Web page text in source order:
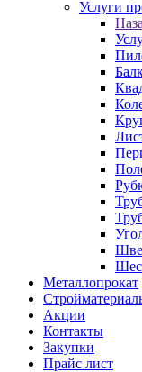
Услуги
Металлопрокат
Акции
Контакты
Закупки
Прайс лист